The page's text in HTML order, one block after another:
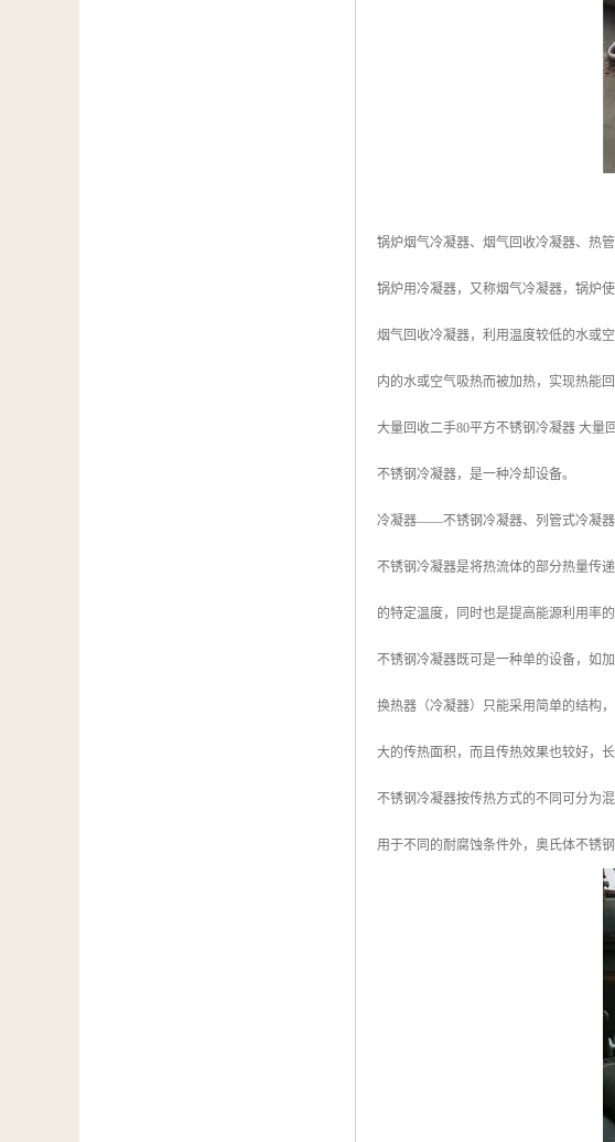
锅炉烟气冷凝器、烟气回收冷凝器、热
锅炉用冷凝器，又称烟气冷凝器，锅炉
烟气回收冷凝器，利用温度较低的水或
内的水或空气吸热而被加热，实现热能
大量回收二手80平方不锈钢冷凝器 大量
不锈钢冷凝器，是一种冷却设备。
冷凝器——不锈钢冷凝器、列管式冷凝
不锈钢冷凝器是将热流体的部分热量传
的特定温度，同时也是提高能源利用率的
不锈钢冷凝器既可是一种单的设备，如
换热器（冷凝器）只能采用简单的结构
大的传热面积，而且传热效果也较好，
不锈钢冷凝器按传热方式的不同可分为
用于不同的耐腐蚀条件外，奥氏体不锈